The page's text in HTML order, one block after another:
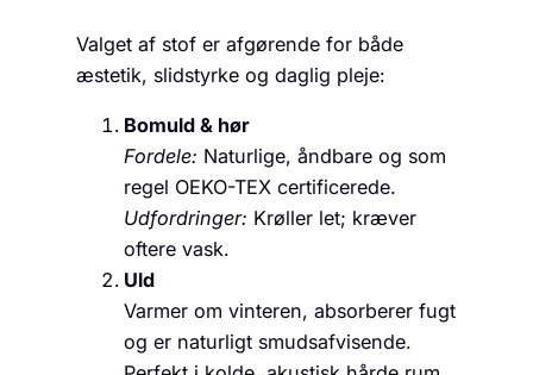
Valget af stof er afgørende for både
æstetik, slidstyrke og daglig pleje:
Bomuld & hør
Fordele: Naturlige, åndbare og som
regel OEKO-TEX certificerede.
Udfordringer: Krøller let; kræver
oftere vask.
Uld
Varmer om vinteren, absorberer fugt
og er naturligt smudsafvisende.